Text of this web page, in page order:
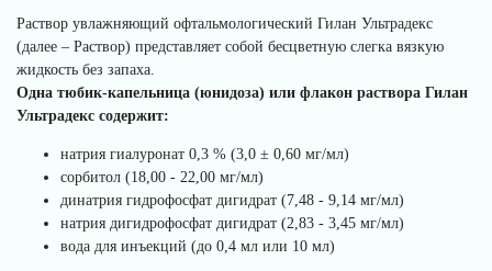
Раствор увлажняющий офтальмологический Гилан Ультрадекс
(далее – Раствор) представляет собой бесцветную слегка вязкую
жидкость без запаха.
Одна тюбик-капельница (юнидоза) или флакон раствора Гилан
Ультрадекс содержит:
натрия гиалуронат 0,3 % (3,0 ± 0,60 мг/мл)
сорбитол (18,00 - 22,00 мг/мл)
динатрия гидрофосфат дигидрат (7,48 - 9,14 мг/мл)
натрия дигидрофосфат дигидрат (2,83 - 3,45 мг/мл)
вода для инъекций (до 0,4 мл или 10 мл)